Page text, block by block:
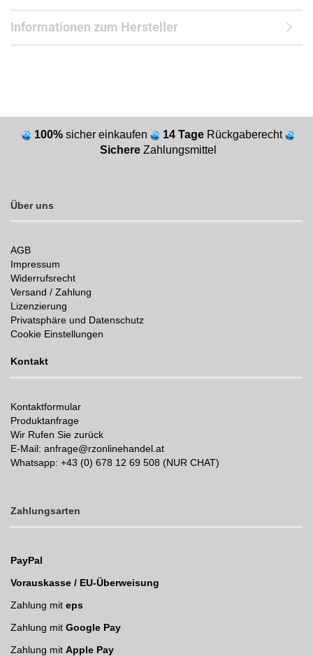
Informationen zum Hersteller
100% sicher einkaufen 14 Tage Rückgaberecht
Sichere Zahlungsmittel
Über uns
AGB
Impressum
Widerrufsrecht
Versand / Zahlung
Lizenzierung
Privatsphäre und Datenschutz
Cookie Einstellungen
Kontakt
Kontaktformular
Produktanfrage
Wir Rufen Sie zurück
E-Mail: anfrage@rzonlinehandel.at
Whatsapp: +43 (0) 678 12 69 508 (NUR CHAT)
Zahlungsarten
PayPal
Vorauskasse / EU-Überweisung
Zahlung mit eps
Zahlung mit Google Pay
Zahlung mit Apple Pay